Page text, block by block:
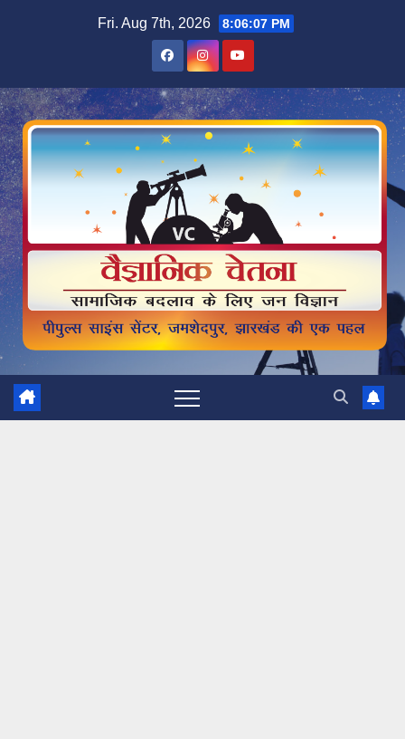
Fri. Aug 7th, 2026 8:06:08 PM